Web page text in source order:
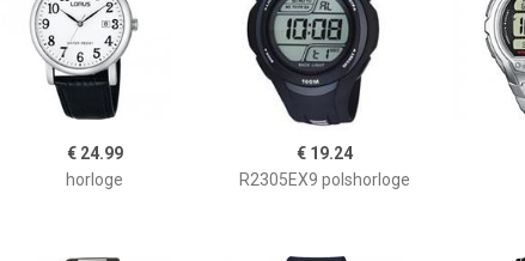
€ 24.99
horloge
€ 19.24
R2305EX9 polshorloge